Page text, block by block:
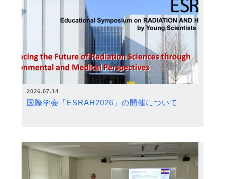
2026.07.14
国際学会「ESRAH2026」の開催について